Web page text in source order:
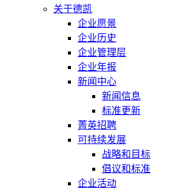
关于德凯
企业愿景
企业历史
企业管理层
企业年报
新闻中心
新闻信息
标准更新
菁英招聘
可持续发展
战略和目标
倡议和标准
企业活动